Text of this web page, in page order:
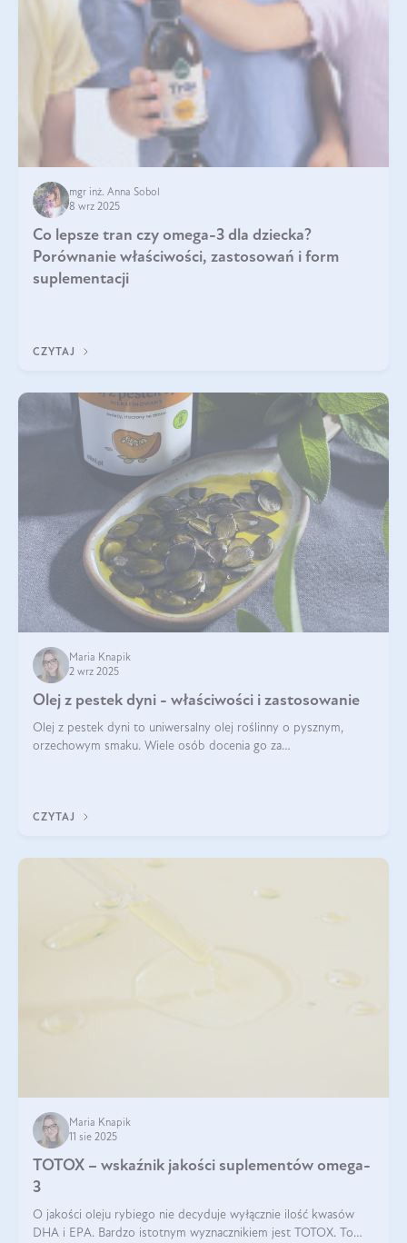
mgr inż. Anna Sobol
8 wrz 2025
Co lepsze tran czy omega-3 dla dziecka?
Porównanie właściwości, zastosowań i form
suplementacji
CZYTAJ
Maria Knapik
2 wrz 2025
Olej z pestek dyni - właściwości i zastosowanie
Olej z pestek dyni to uniwersalny olej roślinny o pysznym,
orzechowym smaku. Wiele osób docenia go za
CZYTAJ
Maria Knapik
11 sie 2025
TOTOX – wskaźnik jakości suplementów omega-
3
O jakości oleju rybiego nie decyduje wyłącznie ilość kwasów
DHA i EPA. Bardzo istotnym wyznacznikiem jest TOTOX. To